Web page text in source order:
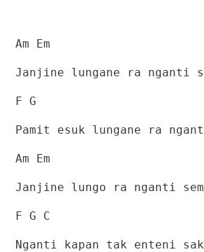
Am Em
Janjine lungane ra nganti
F G
Pamit esuk lungane ra
Am Em
Janjine lungo ra nganti
F G C
Nganti kapan tak enteni